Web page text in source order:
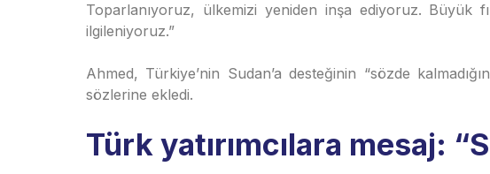
Toparlanıyoruz, ülkemizi yeniden inşa ediyoruz. Büyük
ilgileniyoruz.”
Ahmed, Türkiye’nin Sudan’a desteğinin “sözde
sözlerine ekledi.
Türk yatırımcılara mesaj: